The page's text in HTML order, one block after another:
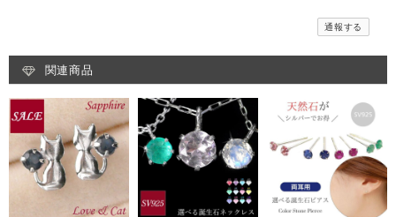
通報する
関連商品